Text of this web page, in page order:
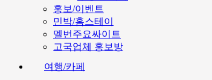
홍보/이벤트
민박/홈스테이
멜번주요싸이트
고국업체 홍보방
여행/카페